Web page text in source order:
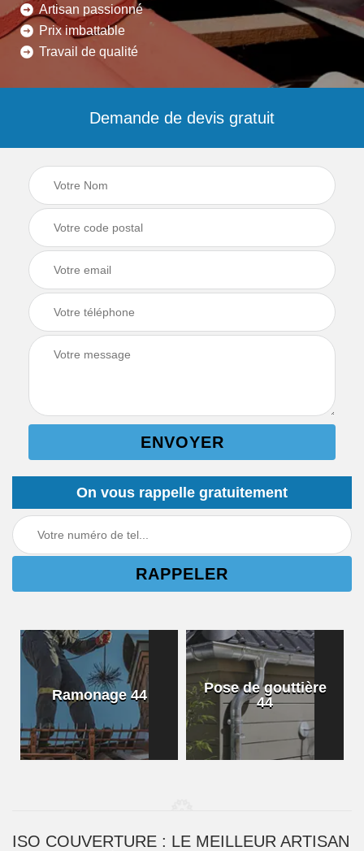
Artisan passionné
Prix imbattable
Travail de qualité
Demande de devis gratuit
On vous rappelle gratuitement
Ramonage 44
Pose de gouttière
44
ISO COUVERTURE : LE MEILLEUR ARTISAN